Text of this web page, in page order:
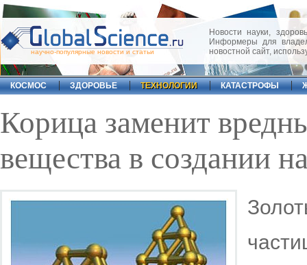
научно-популярные новости и статьи
Новости науки,
Информеры для
новостной сайт,
КОСМОС ЗДОРОВЬЕ ТЕХНОЛОГИИ КАТАСТРОФЫ
Корица заменит
вещества в создании